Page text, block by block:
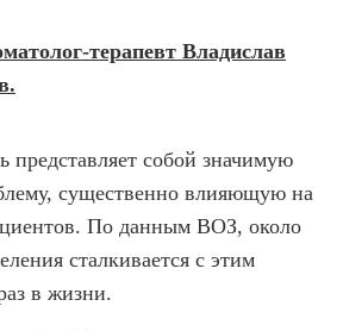
терапевт Владислав
представляет собой значимую
существенно влияющую на
По данным ВОЗ, около
сталкивается с этим
в жизни.